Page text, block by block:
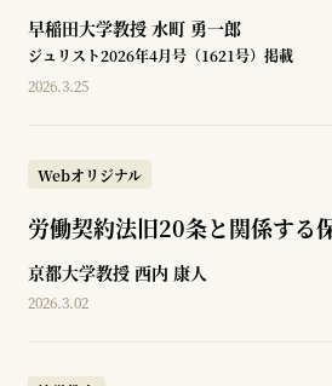
早稲田大学教授 水町 勇一郎
ジュリスト2026年4月号（1621号）掲載
2026.3.25
Webオリジナル
労働契約法旧20条と関係する
京都大学教授 西内 康人
2026.3.02